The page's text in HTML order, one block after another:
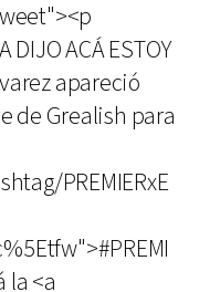
ACÁ ESTOY
apareció
de Grealish para
PREMIERxE
la <a